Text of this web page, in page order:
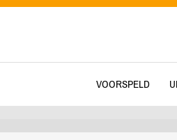
VOORSPELD